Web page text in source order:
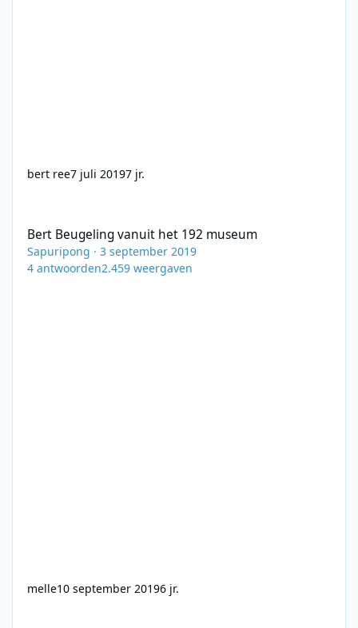
bert ree7 juli 20197 jr.
Bert Beugeling vanuit het 192 museum
Sapuripong ·3 september 2019
4 antwoorden2.459 weergaven
melle10 september 20196 jr.